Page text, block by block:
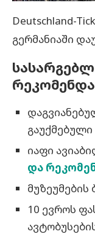
Deutschland-
გერმანიაში
გაუქმებული
იაფი
და
10 ევროს